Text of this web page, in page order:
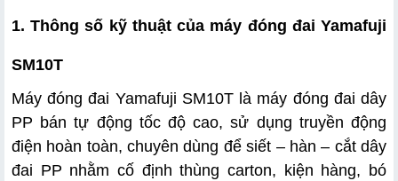
1. Thông số kỹ thuật của máy đóng đai Yamafuji
SM10T
Máy đóng đai Yamafuji SM10T là máy đóng đai dây
PP bán tự động tốc độ cao, sử dụng truyền động
điện hoàn toàn, chuyên dùng để siết – hàn – cắt dây
đai PP nhằm cố định thùng carton, kiện hàng, bó